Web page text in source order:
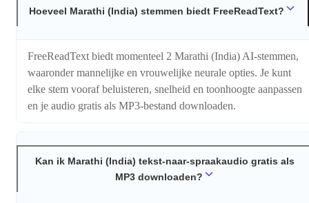
Hoeveel Marathi (India) stemmen biedt FreeReadText?
FreeReadText biedt momenteel 2 Marathi (India) AI-stemmen,
waaronder mannelijke en vrouwelijke neurale opties. Je kunt
elke stem vooraf beluisteren, snelheid en toonhoogte aanpassen
en je audio gratis als MP3-bestand downloaden.
Kan ik Marathi (India) tekst-naar-spraakaudio gratis als
MP3 downloaden?